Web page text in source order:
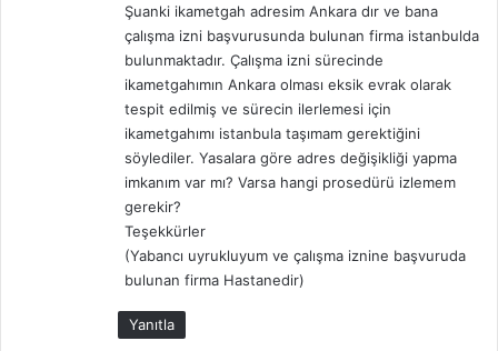
k
i
:
Şuanki ikametgah adresim Ankara dır ve bana
çalışma izni başvurusunda bulunan firma istanbulda
bulunmaktadır. Çalışma izni sürecinde
ikametgahımın Ankara olması eksik evrak olarak
tespit edilmiş ve sürecin ilerlemesi için
ikametgahımı istanbula taşımam gerektiğini
söylediler. Yasalara göre adres değişikliği yapma
imkanım var mı? Varsa hangi prosedürü izlemem
gerekir?
Teşekkürler
(Yabancı uyrukluyum ve çalışma iznine başvuruda
bulunan firma Hastanedir)
Yanıtla